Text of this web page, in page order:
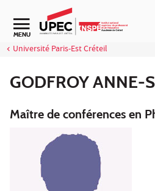
Aller au contenu
Navigation secondaire
MENU
Université Paris-Est Créteil
GODFROY ANNE-
Maître de conférences en